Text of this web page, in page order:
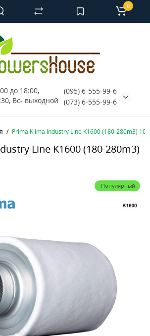
до 18:00,
Вс- выходной
(095) 6-555-99-6
(073) 6-555-99-6
0
Prima Klima Industry Line K1600 (180-280m3)
Line K1600 (180-280m3)
Популярный